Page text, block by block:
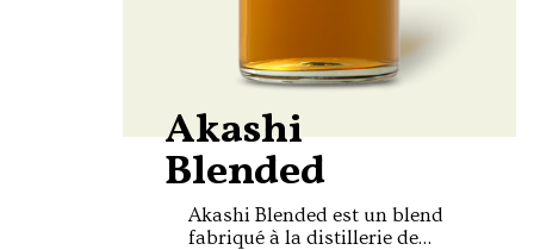
Akashi
Blended
Akashi Blended est un blend
fabriqué à la distillerie de